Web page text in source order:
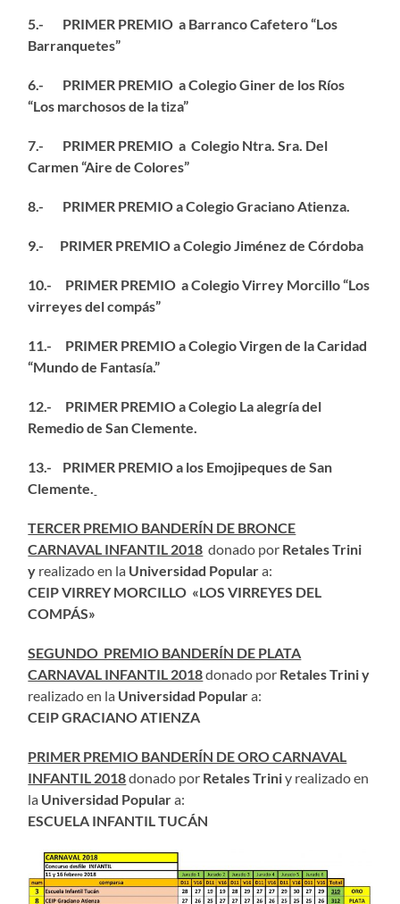
5.- PRIMER PREMIO a Barranco Cafetero “Los
Barranquetes”
6.- PRIMER PREMIO a Colegio Giner de los Ríos
“Los marchosos de la tiza”
7.- PRIMER PREMIO a Colegio Ntra. Sra. Del
Carmen “Aire de Colores”
8.- PRIMER PREMIO a Colegio Graciano Atienza.
9.- PRIMER PREMIO a Colegio Jiménez de Córdoba
10.- PRIMER PREMIO a Colegio Virrey Morcillo “Los
virreyes del compás”
11.- PRIMER PREMIO a Colegio Virgen de la Caridad
“Mundo de Fantasía.”
12.- PRIMER PREMIO a Colegio La alegría del
Remedio de San Clemente.
13.- PRIMER PREMIO a los Emojipeques de San
Clemente.
TERCER PREMIO BANDERÍN DE BRONCE
CARNAVAL INFANTIL 2018 donado por Retales Trini
y realizado en la Universidad Populara:
CEIP VIRREY MORCILLO «LOS VIRREYES DEL
COMPÁS»
SEGUNDO PREMIO BANDERÍN DE PLATA
CARNAVAL INFANTIL 2018donado por Retales Trini y
realizado en la Universidad Populara:
CEIP GRACIANO ATIENZA
PRIMER PREMIO BANDERÍN DE ORO CARNAVAL
INFANTIL 2018donado por Retales Triniy realizado en
la Universidad Populara:
ESCUELA INFANTIL TUCÁN